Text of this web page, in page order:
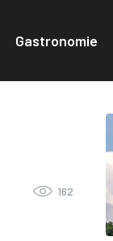
Gastronomie
162